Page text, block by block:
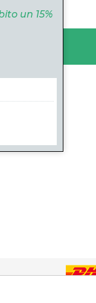
un 15%